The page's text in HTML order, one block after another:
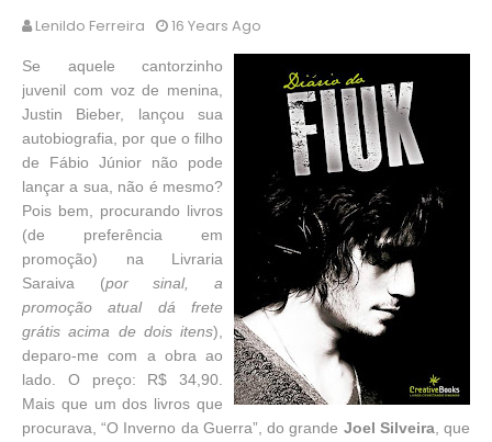
Lenildo Ferreira 16 Years Ago
Se aquele cantorzinho
juvenil com voz de menina,
Justin Bieber, lançou sua
autobiografia, por que o filho
de Fábio Júnior não pode
lançar a sua, não é mesmo?
Pois bem, procurando livros
(de preferência em
promoção) na Livraria
Saraiva (por sinal, a
promoção atual dá frete
grátis acima de dois itens),
deparo-me com a obra ao
lado. O preço: R$ 34,90.
Mais que um dos livros que
procurava, “O Inverno da Guerra”, do grande Joel Silveira, que